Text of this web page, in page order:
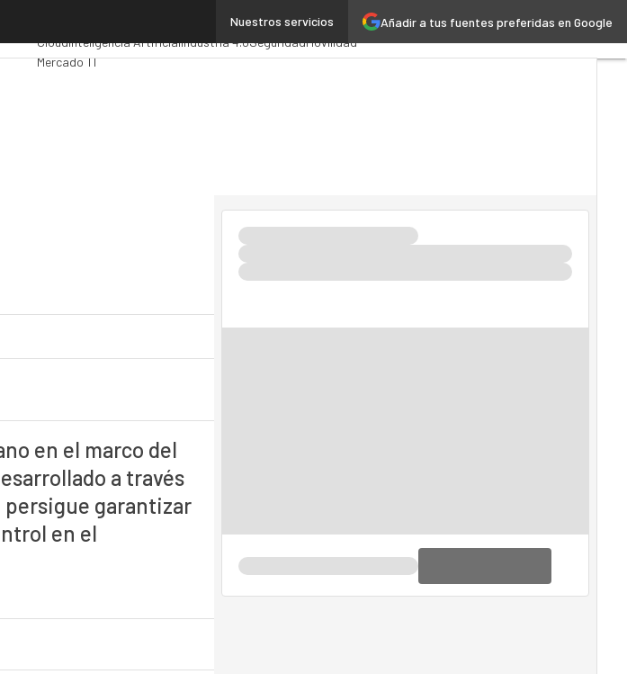
Añadir a tus fuentes preferidas en Google
Nuestros servicios
Administración PúblicaMarTech
CloudInteligencia ArtificialIndustria 4.0SeguridadMovilidad
Mercado TI
en el marco del
a través
persigue garantizar
en el